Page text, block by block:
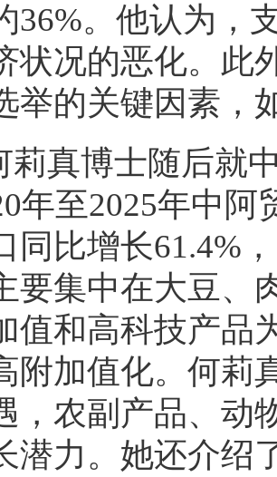
36%。他认为，
状况的恶化。此
举的关键因素，
莉真博士随后就
年至2025年中
同比增长61.4%
要集中在大豆、
值和高科技产品
附加值化。何莉
，农副产品、动
潜力。她还介绍